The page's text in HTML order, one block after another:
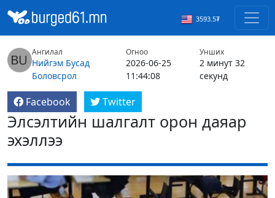
3593.5₮
Ангилал
Нийгэм Бусад
Боловсрол
Огноо
2026-06-25
11:44:08
Унших
2 минут 32
секунд
Facebook Twitter
Элсэлтийн шалгалт орон даяар
эхэллээ